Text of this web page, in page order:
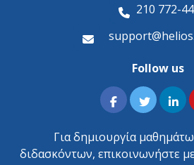
210 772-
Follow us
Για δημιουργία
διδασκόντων, επικοινωνήστε